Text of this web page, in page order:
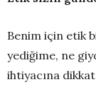
Benim için etik
yediğime, ne
ihtiyacına